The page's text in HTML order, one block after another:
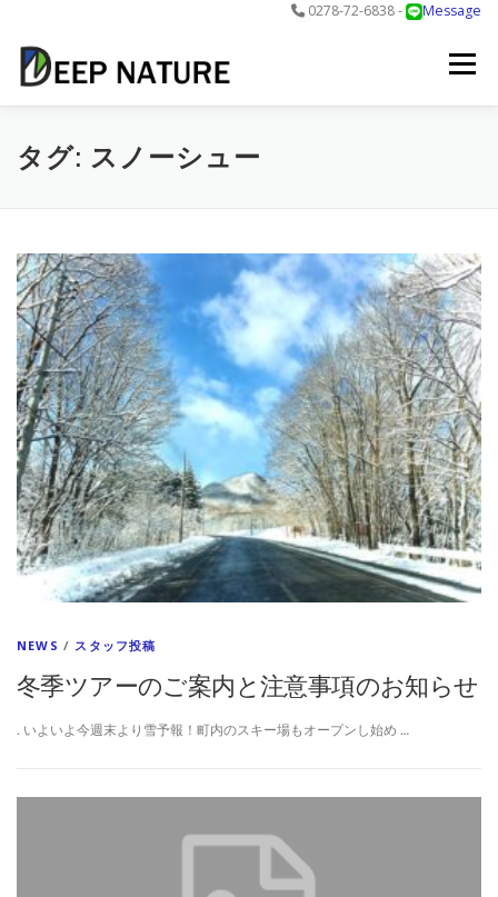
0278-72-6838 -
Message
メニュー
アクティビティ 料金
タグ: スノーシュー
NEWS / スタッフ投稿
冬季ツアーのご案内と注意事項のお知らせ
. いよいよ今週末より雪予報！町内のスキー場もオープンし始め …